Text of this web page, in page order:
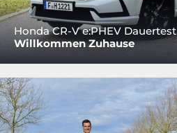
Honda CR-V e:PHEV Dauertest
Willkommen Zuhause